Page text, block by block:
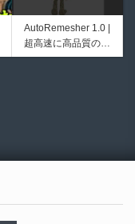
ドオンが登場！夏季
限定セール中！
AutoRemesher 1.0 |
超高速に高品質のク
ワッドポリゴンでリ